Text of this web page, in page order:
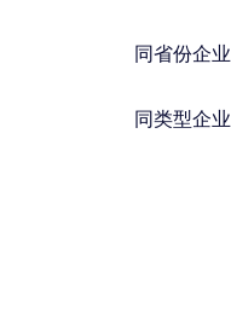
同省份企业
同类型企业